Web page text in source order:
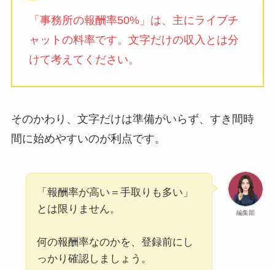
「事務所の報酬率50%」は、主にライブチ
ャットの料率です。文字だけの収入とは分
けて考えてください。
そのかわり、文字だけは準備がいらず、すき間時
間に始めやすいのが利点です。
編集部
「報酬率が高い＝手取りも多い」
とは限りません。
何の報酬率なのかを、登録前にし
っかり確認しましょう。